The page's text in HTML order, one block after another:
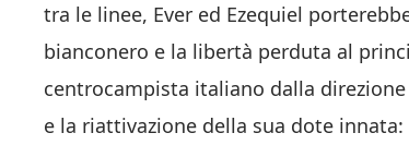
tra le linee, Ever ed Ezequiel
bianconero e la libertà perduta al
centrocampista italiano dalla
e la riattivazione della sua dote innata: